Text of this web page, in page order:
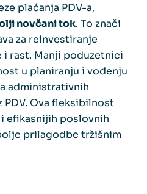
plaćanja PDV-a,
novčani tok. To znači
za reinvestiranje
i rast. Manji poduzetnici
u planiranju i vođenju
administrativnih
PDV. Ova fleksibilnost
efikasnijih poslovnih
prilagodbe tržišnim